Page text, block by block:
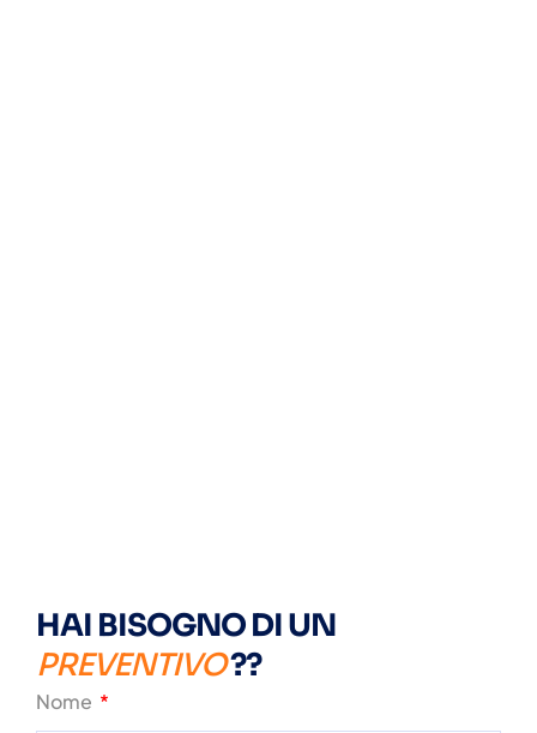
HAI BISOGNO DI UN
PREVENTIVO??
Nome